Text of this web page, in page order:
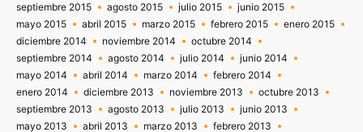
septiembre 2015
agosto 2015 julio 2015
junio 2015
mayo 2015
abril 2015 marzo 2015 febrero 2015
enero 2015
diciembre 2014
noviembre 2014
octubre 2014
septiembre 2014
agosto 2014 julio 2014
junio 2014
mayo 2014
abril 2014 marzo 2014
febrero 2014
enero 2014
diciembre 2013 noviembre 2013
octubre 2013
septiembre 2013
agosto 2013 julio 2013
junio 2013
mayo 2013
abril 2013 marzo 2013 febrero 2013